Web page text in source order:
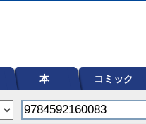
本 コミック